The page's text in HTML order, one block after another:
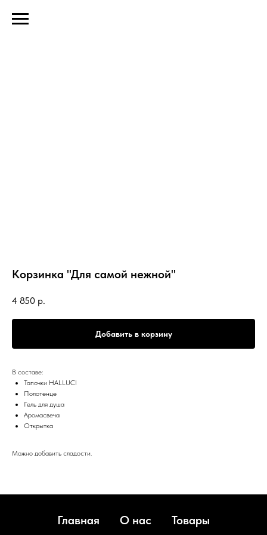
Корзинка "Для самой нежной"
4 850 р.
Добавить в корзину
В составе:
Тапочки HALLUCI
Полотенце
Гель для душа
Аромасвеча
Открытка
Можно добавить сладости.
Главная О нас Товары